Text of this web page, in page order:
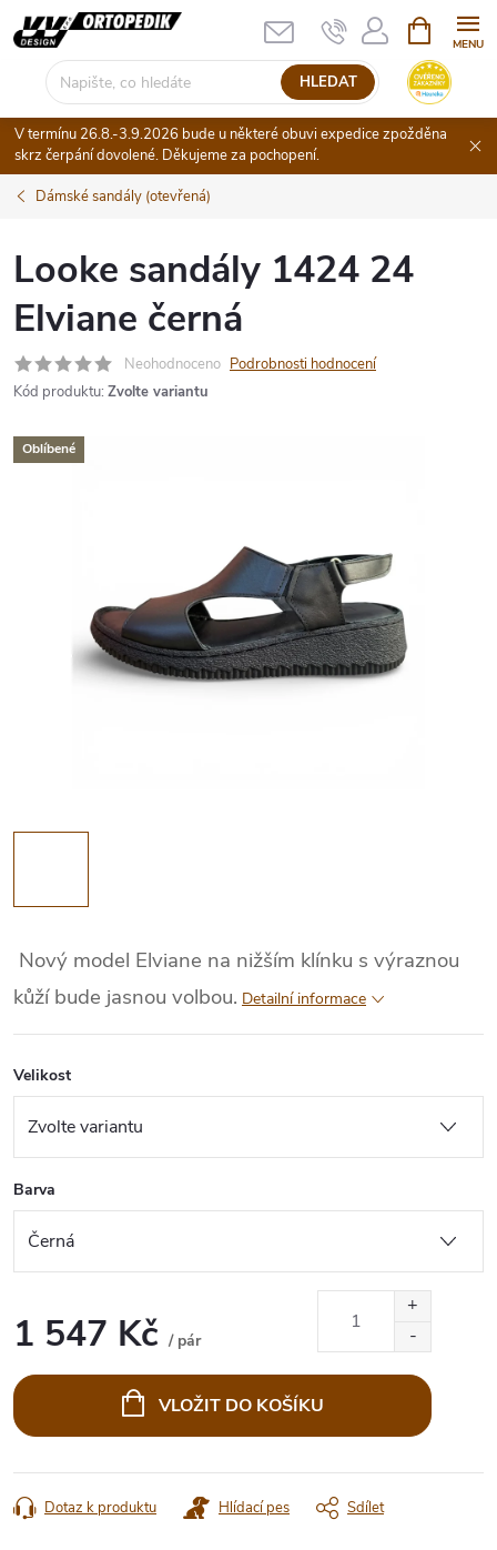
Přejít
na
HLEDAT
NÁKUPNÍ
KOŠÍK
V termínu 26.8.-3.9.2026 bude u některé obuvi expedice zpožděna
skrz čerpání dovolené. Děkujeme za pochopení.
Dámské sandály (otevřená)
Looke sandály 1424 24
Elviane černá
Neohodnoceno Podrobnosti hodnocení
Kód produktu: Zvolte variantu
Oblíbené
Nový model Elviane na nižším klínku s výraznou
kůží bude jasnou volbou. Detailní informace
Velikost
Barva
1 547 Kč / pár
cena:
VLOŽIT DO KOŠÍKU
Dotaz k produktu Hlídací pes Sdílet